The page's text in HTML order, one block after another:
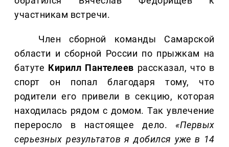
участникам встречи.
Член сборной команды Самарской
области и сборной России по прыжкам на
батуте Кирилл Пантелеев рассказал, что в
спорт он попал благодаря тому, что
родители его привели в секцию, которая
находилась рядом с домом. Так увлечение
переросло в настоящее дело.«Первых
серьезных результатов я добился уже в 14